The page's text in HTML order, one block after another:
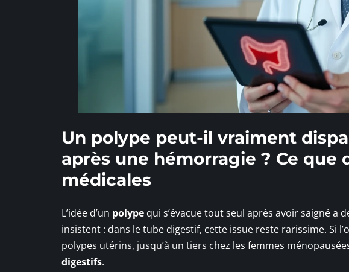
Un polype peut-il vraiment
après une hémorragie ? Ce que
médicales
L’idée d’un polype qui s’évacue tout seul après avoir saigné a
insistent : dans le tube digestif, cette issue reste rarissime. Si
polypes utérins, jusqu’à un tiers chez les femmes
digestifs.